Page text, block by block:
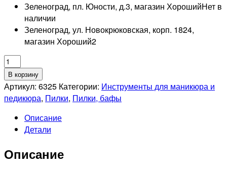
Зеленоград, пл. Юности, д.3, магазин ХорошийНет в
наличии
Зеленоград, ул. Новокрюковская, корп. 1824,
магазин Хороший2
Количество
товара
RUNAIL
Сменные
черные
"Полукруг"
180гр
В корзину
Артикул: 6325 Категории: Инструменты для маникюра и
педикюра, Пилки, Пилки, бафы
Описание
Детали
Описание